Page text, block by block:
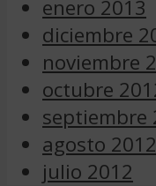
enero 2013
diciembre
noviembre
octubre
septiembre
agosto 2012
julio 2012